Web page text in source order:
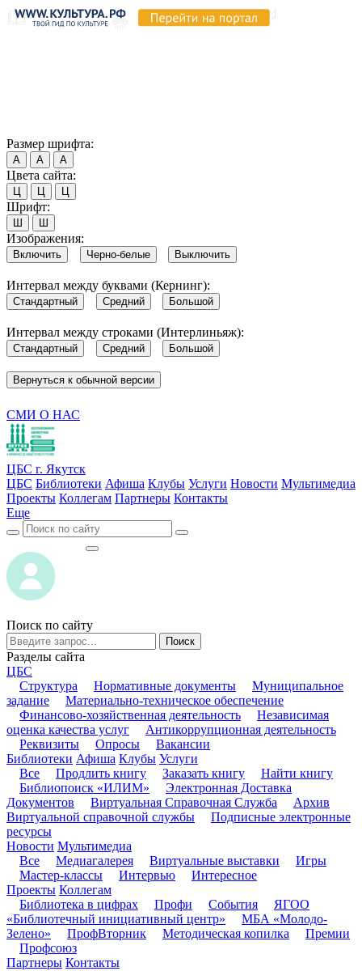
Размер шрифта:
А А А
Цвета сайта:
Ц Ц Ц
Шрифт:
Ш Ш
Изображения:
Включить Черно-белые Выключить
Интервал между буквами (Кернинг):
Стандартный Средний Большой
Интервал между строками (Интерлиньяж):
Стандартный Средний Большой
Вернуться к обычной версии
СМИ О НАС
ЦБС г. Якутск
ЦБС Библиотеки Афиша Клубы Услуги Новости Мультимедиа
Проекты Коллегам Партнеры Контакты
Еще
Поиск по сайту
Поиск
Разделы сайта
ЦБС
Структура
Нормативные документы
Муниципальное
задание
Материально-техническое обеспечение
Финансово-хозяйственная деятельность
Независимая
оценка качества услуг
Антикоррупционная деятельность
Реквизиты
Опросы
Вакансии
Библиотеки Афиша Клубы Услуги
Все
Продлить книгу Заказать книгу
Найти книгу
Библиопоиск «ИЛИМ»
Электронная Доставка
Документов
Виртуальная Справочная Служба
Архив
Виртуальной справочной службы
Подписные электронные
ресурсы
Новости Мультимедиа
Все
Медиагалерея Виртуальные выставки
Игры
Мастер-классы
Интервью
Интересное
Проекты Коллегам
Библиотека в цифрах
Профи События
ЯГОО
«Библиотечный инициативный центр»
МБА «Молодо-
Зелено»
ПрофВторник Методическая копилка
Премии
Профсоюз
Партнеры Контакты